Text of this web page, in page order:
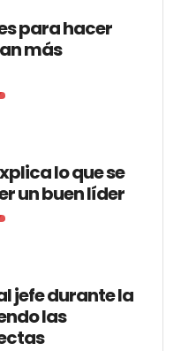
para hacer
más
lo que se
un buen líder
jefe durante la
las